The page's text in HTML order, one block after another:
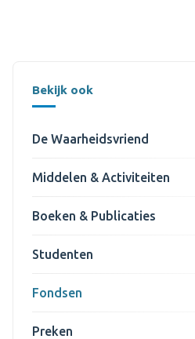
Bekijk ook
De Waarheidsvriend
Middelen & Activiteiten
Boeken & Publicaties
Studenten
Fondsen
Preken